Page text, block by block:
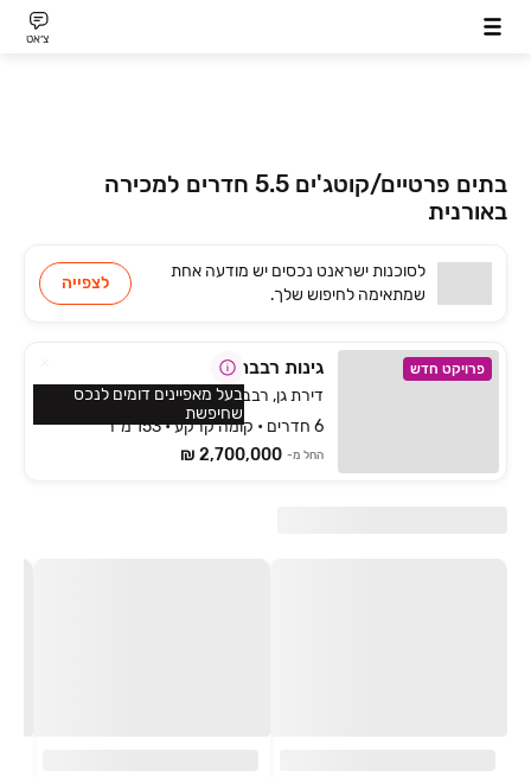
צ׳אט
בתים פרטיים/קוטג'ים 5.5 חדרים למכירה
באורנית
לסוכנותישראנט נכסים יש מודעה אחת
שמתאימה לחיפוש שלך.
לצפייה
פרויקט חדש גינות רבבה
דירת גן, רבבה, רבבה
6 חדרים • קומה קרקע • 153 מ״ר
החל מ- 2,700,000 ₪
בעל מאפיינים דומים לנכס
שחיפשת